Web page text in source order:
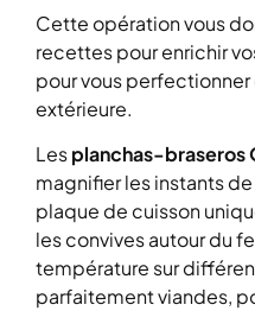
Cette opération vous
recettes pour enrichir
pour vous perfectionner
extérieure.
Lesplanchas-braseros
magnifier les instants
plaque de cuisson
les convives autour du
température sur
parfaitement viandes,